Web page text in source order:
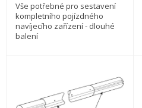
Vše potřebné pro sestavení
kompletního pojízdného
navíjecího zařízení - dlouhé
balení